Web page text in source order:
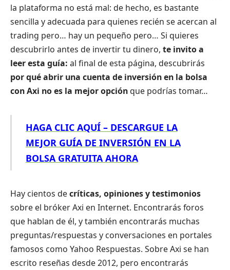
la plataforma no está mal: de hecho, es bastante
sencilla y adecuada para quienes recién se acercan al
trading pero… hay un pequeño pero… Si quieres
descubrirlo antes de invertir tu dinero, te invito a
leer esta guía: al final de esta página, descubrirás
por qué abrir una cuenta de inversión en la bolsa
con Axi no es la mejor opciónque podrías tomar…
HAGA CLIC AQUÍ – DESCARGUE LA
MEJOR GUÍA DE INVERSIÓN EN LA
BOLSA GRATUITA AHORA
Hay cientos decríticas, opiniones y testimonios
sobre el bróker Axi en Internet. Encontrarás foros
que hablan de él, y también encontrarás muchas
preguntas/respuestas y conversaciones en portales
famosos como Yahoo Respuestas. Sobre Axi se han
escrito reseñas desde 2012, pero encontrarás